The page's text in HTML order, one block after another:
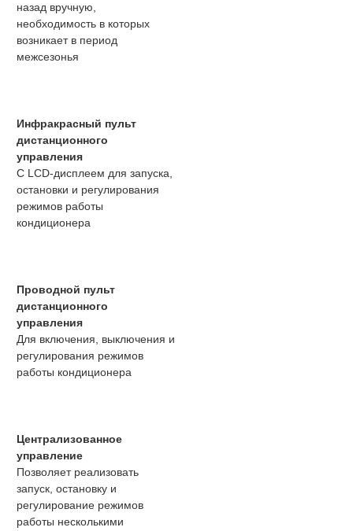
назад вручную,
необходимость в которых
возникает в период
межсезонья
Инфракрасный пульт
дистанционного
управления
С LCD-дисплеем для запуска,
остановки и регулирования
режимов работы
кондиционера
Проводной пульт
дистанционного
управления
Для включения, выключения и
регулирования режимов
работы кондиционера
Централизованное
управление
Позволяет реализовать
запуск, остановку и
регулирование режимов
работы несколькими